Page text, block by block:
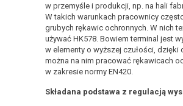
w przemyśle i produkcji, np. na hali
W takich warunkach pracownicy
grubych rękawic ochronnych. W nich
używać HK578. Bowiem terminal jest
w elementy o wyższej czułości, dzięki
można na nim pracować rękawicach
w zakresie normy EN420.
Składana podstawa z regulacją